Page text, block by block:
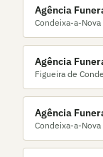
Agência
Condeixa-a-Nova
Agência
Figueira de
Agência
Condeixa-a-Nova